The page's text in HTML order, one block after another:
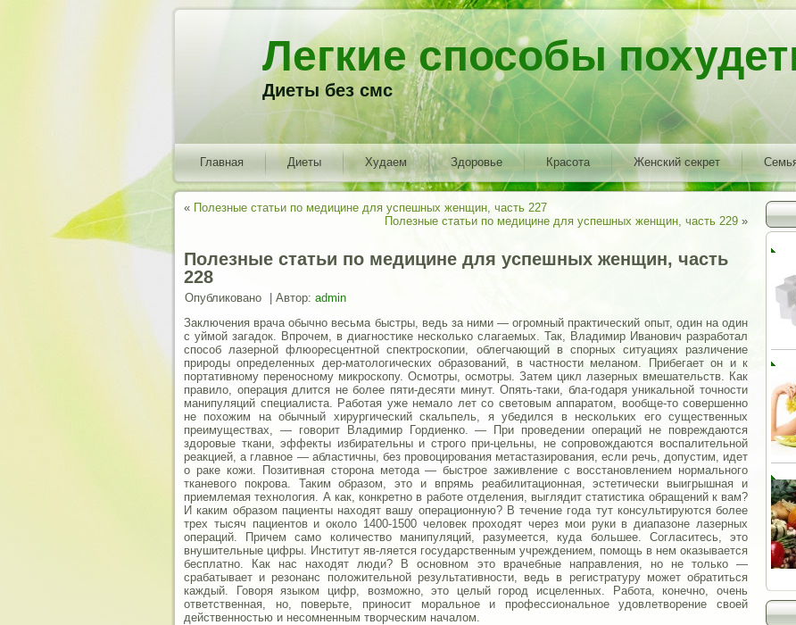
Легкие способы
Диеты без смс
Главная Диеты Худаем Здоровье Красота Женский секрет
« Полезные статьи по медицине для успешных женщин, часть 227
Полезные статьи по медицине для успешных женщин, часть 229 »
Полезные статьи по медицине для успешных женщин, часть
228
Опубликовано Автор: admin
Заключения врача обычно весьма быстры, ведь за ними — огромный практический опыт, один на один
с уймой загадок. Впрочем, в диагностике несколько слагаемых. Так, Владимир Иванович разработал
способ лазерной флюоресцентной спектроскопии, облегчающий в спорных ситуациях различение
природы определенных дер-матологических образований, в частности меланом. Прибегает он и к
портативному переносному микроскопу. Осмотры, осмотры. Затем цикл лазерных вмешательств. Как
правило, операция длится не более пяти-десяти минут. Опять-таки, бла-годаря уникальной точности
манипуляций специалиста. Работая уже немало лет со световым аппаратом, вообще-то совершенно
не похожим на обычный хирургический скальпель, я убедился в нескольких его существенных
преимуществах, — говорит Владимир Гордиенко. — При проведении операций не повреждаются
здоровые ткани, эффекты избирательны и строго при-цельны, не сопровождаются воспалительной
реакцией, а главное — абластичны, без провоцирования метастазирования, если речь, допустим, идет
о раке кожи. Позитивная сторона метода — быстрое заживление с восстановлением нормального
тканевого покрова. Таким образом, это и впрямь реабилитационная, эстетически выигрышная и
приемлемая технология. А как, конкретно в работе отделения, выглядит статистика обращений к вам?
И каким образом пациенты находят вашу операционную? В течение года тут консультируются более
трех тысяч пациентов и около 1400-1500 человек проходят через мои руки в диапазоне лазерных
операций. Причем само количество манипуляций, разумеется, куда большее. Согласитесь, это
внушительные цифры. Институт яв-ляется государственным учреждением, помощь в нем оказывается
бесплатно. Как нас находят люди? В основном это врачебные направления, но не только —
срабатывает и резонанс положительной результативности, ведь в регистратуру может обратиться
каждый. Говоря языком цифр, возможно, это целый город исцеленных. Работа, конечно, очень
ответственная, но, поверьте, приносит моральное и профессиональное удовлетворение своей
действенностью и несомненным творческим началом.